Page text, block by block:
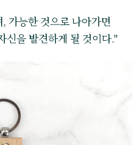
가능한 것으로 나아가면
신을 발견하게 될 것이다."